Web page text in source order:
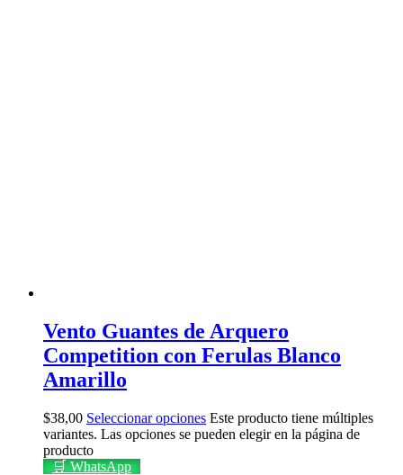
Vento Guantes de Arquero
Competition con Ferulas Blanco
Amarillo
$38,00 Seleccionar opciones Este producto tiene múltiples
variantes. Las opciones se pueden elegir en la página de
producto
🛒 WhatsApp